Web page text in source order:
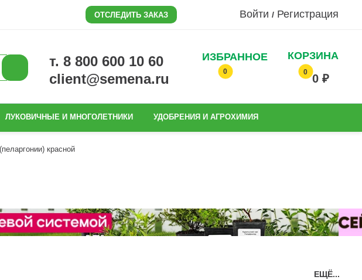
ОТСЛЕДИТЬ ЗАКАЗ Войти / Регистрация
т. 8 800 600 10 60
client@semena.ru
ИЗБРАННОЕ
0
КОРЗИНА
0
0 ₽
ЛУКОВИЧНЫЕ И МНОГОЛЕТНИКИ УДОБРЕНИЯ И АГРОХИМИЯ
красной
ЕЩЁ...